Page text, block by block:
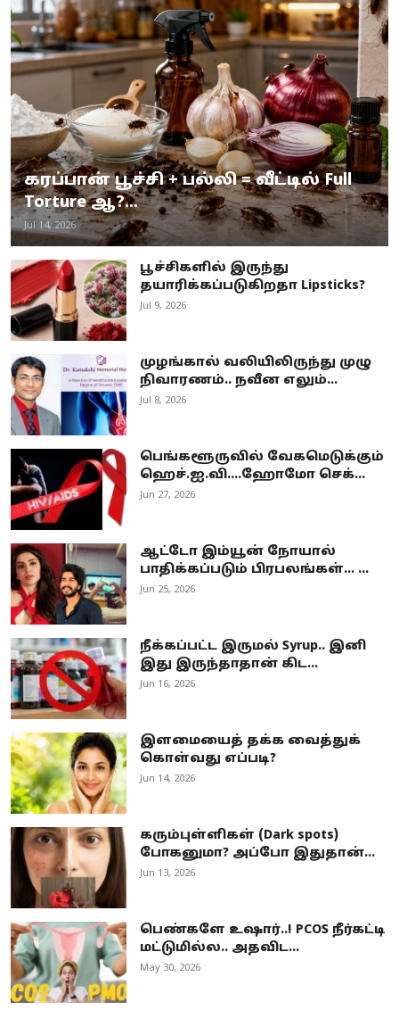
கரப்பான் பூச்சி + பல்லி = வீட்டில் Full
Torture ஆ?...
Jul 14, 2026
பூச்சிகளில் இருந்து
தயாரிக்கப்படுகிறதா Lipsticks?
Jul 9, 2026
முழங்கால் வலியிலிருந்து முழு
நிவாரணம்.. நவீன எலும்...
Jul 8, 2026
பெங்களூருவில் வேகமெடுக்கும்
ஹெச்.ஐ.வி....ஹோமோ செக்...
Jun 27, 2026
ஆட்டோ இம்யூன் நோயால்
பாதிக்கப்படும் பிரபலங்கள்... ...
Jun 25, 2026
நீக்கப்பட்ட இருமல் Syrup.. இனி
இது இருந்தாதான் கிட...
Jun 16, 2026
இளமையைத் தக்க வைத்துக்
கொள்வது எப்படி?
Jun 14, 2026
கரும்புள்ளிகள் (Dark spots)
போகனுமா? அப்போ இதுதான்...
Jun 13, 2026
பெண்களே உஷார்..! PCOS நீர்கட்டி
மட்டுமில்ல.. அதவிட...
May 30, 2026